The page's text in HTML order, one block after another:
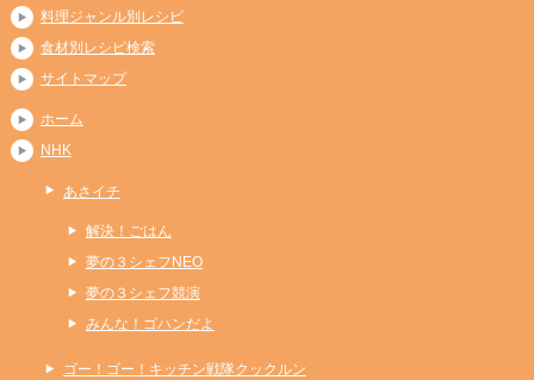
料理ジャンル別レシピ
食材別レシピ検索
サイトマップ
ホーム
NHK
あさイチ
解決！ごはん
夢の３シェフNEO
夢の３シェフ競演
みんな！ゴハンだよ
ゴー！ゴー！キッチン戦隊クックルン